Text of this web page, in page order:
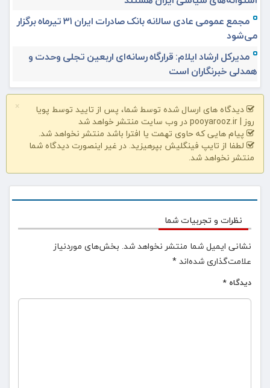
مجمع عمومی عادی سالانه بانک صادرات ایران ۳۱ تیرماه برگزار
می‌شود
مدیرکل ارشاد ایلام: قرارگاه رسانه‌ای اربعین تجلی وحدت و
همدلی خبرنگاران است
×
دیدگاه های ارسال شده توسط شما، پس از تایید توسط پویا
روز | pooyarooz.ir در وب سایت منتشر خواهد شد
پیام هایی که حاوی تهمت یا افترا باشد منتشر نخواهد شد.
لطفا از تایپ فینگلیش بپرهیزید. در غیر اینصورت دیدگاه شما
منتشر نخواهد شد.
نظرات و تجربیات شما
نشانی ایمیل شما منتشر نخواهد شد. بخش‌های موردنیاز
علامت‌گذاری شده‌اند*
دیدگاه *